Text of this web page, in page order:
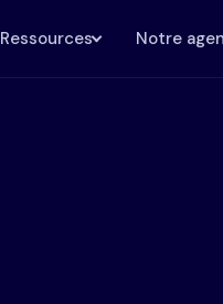
Ressources Notre